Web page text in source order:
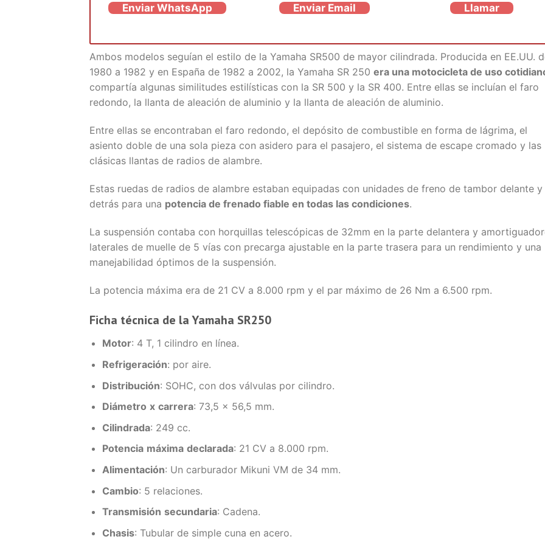
Enviar WhatsApp Enviar Email Llamar
Ambos modelos seguían el estilo de la Yamaha SR500 de mayor cilindrada. Producida en EE.UU.
1980 a 1982 y en España de 1982 a 2002, la Yamaha SR 250 era una motocicleta de uso
compartía algunas similitudes estilísticas con la SR 500 y la SR 400. Entre ellas se incluían el faro
redondo, la llanta de aleación de aluminio y la llanta de aleación de aluminio.
Entre ellas se encontraban el faro redondo, el depósito de combustible en forma de lágrima, el
asiento doble de una sola pieza con asidero para el pasajero, el sistema de escape cromado y las
clásicas llantas de radios de alambre.
Estas ruedas de radios de alambre estaban equipadas con unidades de freno de tambor delante y
detrás para una potencia de frenado fiable en todas las condiciones.
La suspensión contaba con horquillas telescópicas de 32mm en la parte delantera y
laterales de muelle de 5 vías con precarga ajustable en la parte trasera para un rendimiento y una
manejabilidad óptimos de la suspensión.
La potencia máxima era de 21 CV a 8.000 rpm y el par máximo de 26 Nm a 6.500 rpm.
Ficha técnica de la Yamaha SR250
Motor: 4 T, 1 cilindro en línea.
Refrigeración: por aire.
Distribución: SOHC, con dos válvulas por cilindro.
Diámetro x carrera: 73,5 x 56,5 mm.
Cilindrada: 249 cc.
Potencia máxima declarada: 21 CV a 8.000 rpm.
Alimentación: Un carburador Mikuni VM de 34 mm.
Cambio: 5 relaciones.
Transmisión secundaria: Cadena.
Chasis: Tubular de simple cuna en acero.